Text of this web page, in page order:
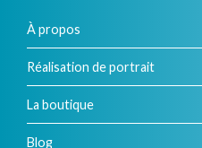
À propos
Réalisation de portrait
La boutique
Blog